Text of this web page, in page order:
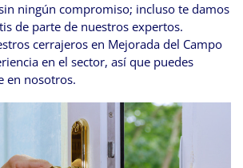
ningún compromiso; incluso te damos
de parte de nuestros expertos.
cerrajeros en Mejorada del Campo
en el sector, así que puedes
en nosotros.